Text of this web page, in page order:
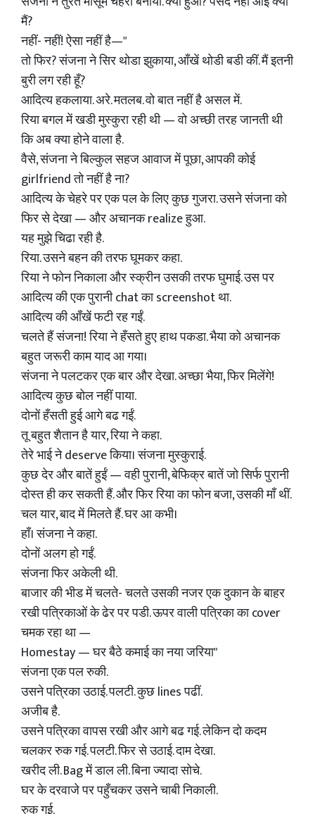
मैं?
नहीं- नहीं! ऐसा नहीं है—"
तो फिर? संजना ने सिर थोडा झुकाया, आँखें थोडी बडी कीं. मैं इतनी
बुरी लग रही हूँ?
आदित्य हकलाया. अरे. मतलब. वो बात नहीं है असल में.
रिया बगल में खडी मुस्कुरा रही थी — वो अच्छी तरह जानती थी
कि अब क्या होने वाला है.
वैसे, संजना ने बिल्कुल सहज आवाज में पूछा, आपकी कोई
girlfriend तो नहीं है ना?
आदित्य के चेहरे पर एक पल के लिए कुछ गुजरा. उसने संजना को
फिर से देखा — और अचानक realize हुआ.
यह मुझे चिढा रही है.
रिया. उसने बहन की तरफ घूमकर कहा.
रिया ने फोन निकाला और स्क्रीन उसकी तरफ घुमाई. उस पर
आदित्य की एक पुरानी chat का screenshot था.
आदित्य की आँखें फटी रह गईं.
चलते हैं संजना! रिया ने हँसते हुए हाथ पकडा. भैया को अचानक
बहुत जरूरी काम याद आ गया।
संजना ने पलटकर एक बार और देखा. अच्छा भैया, फिर मिलेंगे!
आदित्य कुछ बोल नहीं पाया.
दोनों हँसती हुई आगे बढ गईं.
तू बहुत शैतान है यार, रिया ने कहा.
तेरे भाई ने deserve किया। संजना मुस्कुराई.
कुछ देर और बातें हुईं — वही पुरानी, बेफिक्र बातें जो सिर्फ पुरानी
दोस्त ही कर सकती हैं. और फिर रिया का फोन बजा, उसकी माँ थीं.
चल यार, बाद में मिलते हैं. घर आ कभी।
हाँ। संजना ने कहा.
दोनों अलग हो गईं.
संजना फिर अकेली थी.
बाजार की भीड में चलते- चलते उसकी नजर एक दुकान के बाहर
रखी पत्रिकाओं के ढेर पर पडी. ऊपर वाली पत्रिका का cover
चमक रहा था —
Homestay — घर बैठे कमाई का नया जरिया"
संजना एक पल रुकी.
उसने पत्रिका उठाई. पलटी. कुछ lines पढीं.
अजीब है.
उसने पत्रिका वापस रखी और आगे बढ गई. लेकिन दो कदम
चलकर रुक गई. पलटी. फिर से उठाई. दाम देखा.
खरीद ली. Bag में डाल ली. बिना ज्यादा सोचे.
घर के दरवाजे पर पहुँचकर उसने चाबी निकाली.